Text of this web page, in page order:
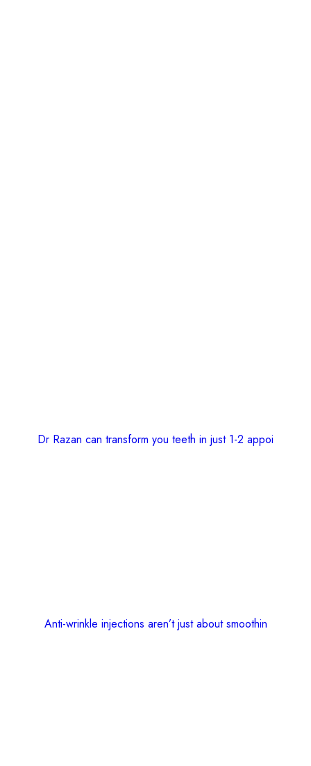
Dr Razan can transform you teeth in just 1-2 appoi
Anti-wrinkle injections aren’t just about smoothin